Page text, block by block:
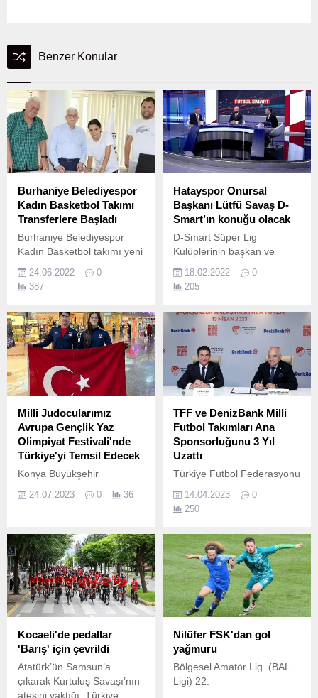
Benzer Konular
Burhaniye Belediyespor
Kadın Basketbol Takımı
Transferlere Başladı
Burhaniye Belediyespor
Kadın Basketbol takımı yeni
sezonda flaş transferlere
imza atmaya başladı
Burhaniye Belediyespor
24.06.2022
0
387
Hatayspor Onursal
Başkanı Lütfü Savaş D-
Smart’ın konuğu olacak
D-Smart Süper Lig
Kulüplerinin başkan ve
teknik adamlarını
ağırlamaya devam ediyor.
18.02.2022
0
205
Milli Judocularımız
Avrupa Gençlik Yaz
Olimpiyat Festivali'nde
Türkiye'yi Temsil Edecek
Konya Büyükşehir
başarılı judocuları Ömer
Oruç, 25 – 28 Temmuz
tarihleri arasında
Slovenya’da düzenlenecek
Avrupa Gençlik Yaz
Olimpiyat Festivali’nde milli
formayla Türkiye’yi temsil
edecek.
24.07.2023 0 36
TFF ve DenizBank Milli
Futbol Takımları Ana
Sponsorluğunu 3 Yıl
Uzattı
Türkiye Futbol Federasyonu
arasındaki sponsorluk
anlaşması 3 yıl uzatıldı.
14.04.2023
0
250
Kocaeli'de pedallar
'Barış' için çevrildi
Atatürk’ün Samsun’a
çıkarak Kurtuluş Savaşı’nın
ateşini yaktığı, Türkiye
Nilüfer FSK'dan gol
yağmuru
Bölgesel Amatör Lig (BAL
Ligi) 22.